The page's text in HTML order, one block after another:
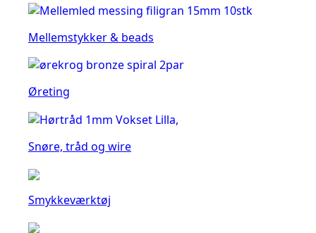
Mellemstykker & beads
Øreting
Snøre, tråd og wire
Smykkeværktøj